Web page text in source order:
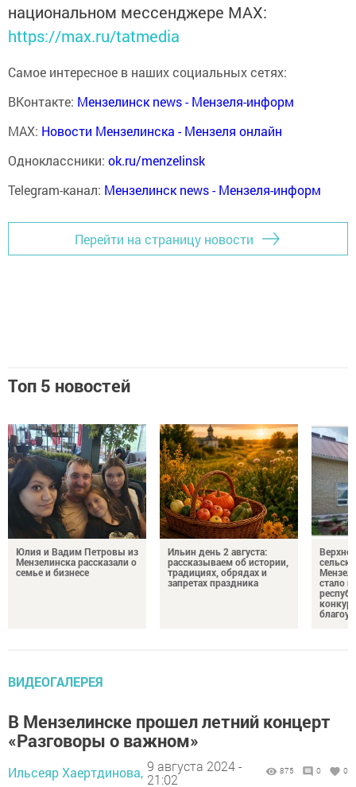
национальном мессенджере MАХ:
https://max.ru/tatmedia
Самое интересное в наших социальных сетях:
ВКонтакте: Мензелинск news - Мензеля-информ
MAX: Новости Мензелинска - Мензеля онлайн
Одноклассники: ok.ru/menzelinsk
Telegram-канал: Мензелинск news - Мензеля-информ
Перейти на страницу новости
Топ 5 новостей
Юлия и Вадим Петровы из
Мензелинска рассказали о
семье и бизнесе
Ильин день 2 августа:
рассказываем об истории,
традициях, обрядах и
запретах праздника
стало
ВИДЕОГАЛЕРЕЯ
В Мензелинске прошел летний концерт
«Разговоры о важном»
Ильсеяр Хаертдинова, 9 августа 2024 -
21:02
875 0 0